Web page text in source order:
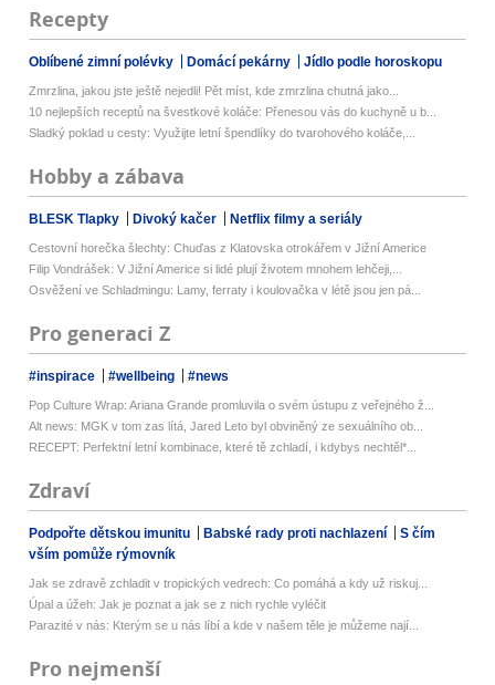
Recepty
Oblíbené zimní polévky Domácí pekárny Jídlo podle horoskopu
Zmrzlina, jakou jste ještě nejedli! Pět míst, kde zmrzlina chutná jako...
10 nejlepších receptů na švestkové koláče: Přenesou vás do kuchyně u b...
Sladký poklad u cesty: Využijte letní špendlíky do tvarohového koláče,...
Hobby a zábava
BLESK Tlapky Divoký kačer Netflix filmy a seriály
Cestovní horečka šlechty: Chuďas z Klatovska otrokářem v Jižní Americe
Filip Vondrášek: V Jižní Americe si lidé plují životem mnohem lehčeji,...
Osvěžení ve Schladmingu: Lamy, ferraty i koulovačka v létě jsou jen pá...
Pro generaci Z
#inspirace #wellbeing #news
Pop Culture Wrap: Ariana Grande promluvila o svém ústupu z veřejného ž...
Alt news: MGK v tom zas lítá, Jared Leto byl obviněný ze sexuálního ob...
RECEPT: Perfektní letní kombinace, které tě zchladí, i kdybys nechtěl*...
Zdraví
Podpořte dětskou imunitu Babské rady proti nachlazení
S čím
vším pomůže rýmovník
Jak se zdravě zchladit v tropických vedrech: Co pomáhá a kdy už riskuj...
Úpal a úžeh: Jak je poznat a jak se z nich rychle vyléčit
Parazité v nás: Kterým se u nás líbí a kde v našem těle je můžeme nají...
Pro nejmenší